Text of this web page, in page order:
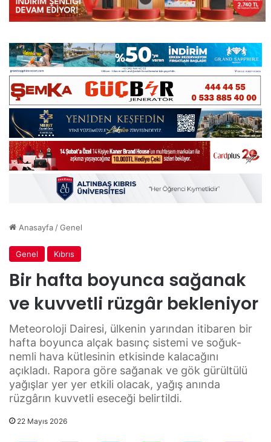
Anasayfa /Genel
Genel Kıbrıs
Bir hafta boyunca sağanak
ve kuvvetli rüzgâr bekleniyor
Meteoroloji Dairesi, ülkenin yarından itibaren bir
hafta boyunca alçak basınç sistemi ve soğuk-
nemli hava kütlesinin etkisinde kalacağını
açıkladı. Rapora göre sağanak ve gök gürültülü
yağışlar yer yer etkili olacak, yağış anında
rüzgârın kuvvetli eseceği belirtildi.
22 Mayıs 2026